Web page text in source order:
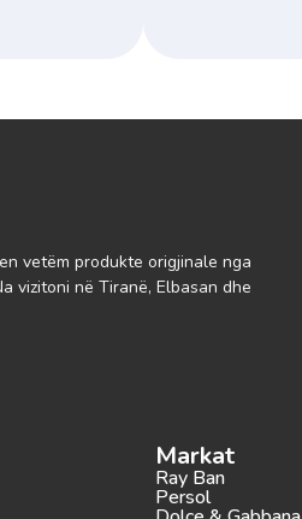
vetëm produkte origjinale nga
vizitoni në Tiranë, Elbasan dhe
Markat
Ray Ban
Persol